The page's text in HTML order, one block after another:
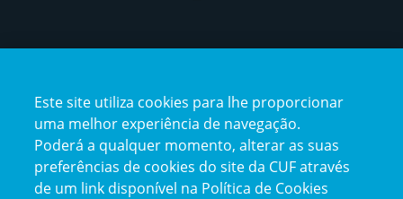
certification2certification3
Este site utiliza cookies para lhe proporcionar
uma melhor experiência de navegação.
Poderá a qualquer momento, alterar as suas
preferências de cookies do site da CUF através
de um link disponível na Política de Cookies